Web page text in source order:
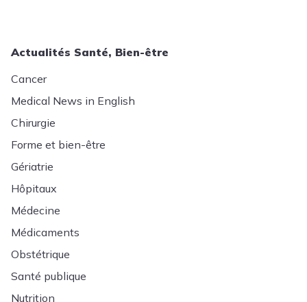
Actualités Santé, Bien-être
Cancer
Medical News in English
Chirurgie
Forme et bien-être
Gériatrie
Hôpitaux
Médecine
Médicaments
Obstétrique
Santé publique
Nutrition